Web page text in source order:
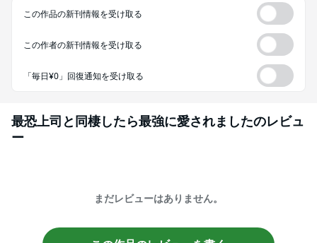
この作品の新刊情報を受け取る
この作者の新刊情報を受け取る
「毎日¥0」回復通知を受け取る
最恐上司と同棲したら最強に愛されましたのレビュ
ー
まだレビューはありません。